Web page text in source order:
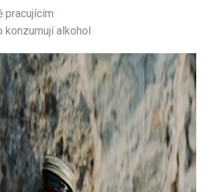
pracujícím
konzumují alkohol